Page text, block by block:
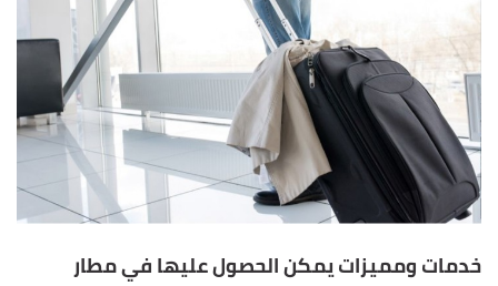
خدمات ومميزات يمكن الحصول عليها في مطار